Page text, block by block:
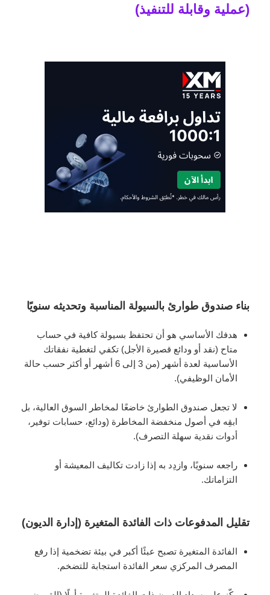
(عملية وقابلة للتنفيذ)
بناء صندوق طوارئ بالسيولة المناسبة وتحديثه سنويًا
هدفك الأساسي هو أن تحتفظ بسيولة كافية في حساب
متاح (نقد أو ودائع قصيرة الأجل) تكفي لتغطية نفقاتك
الأساسية لعدة أشهر (من 3 إلى 6 أشهر أو أكثر حسب حالة
الأمان الوظيفي).
لا تجعل صندوق الطوارئ خاضعًا لمخاطر السوق العالية، بل
ابقِه في أصول منخفضة المخاطرة (ودائع، حسابات توفير،
أدوات نقدية سهلة التصرف).
راجعه سنويًا، وازدِد به إذا زادت تكاليف المعيشة أو
التزاماتك.
تقليل المدفوعات ذات الفائدة المتغيرة (إدارة الديون)
الفائدة المتغيرة تصبح عبئًا أكبر في بيئة تضخمية إذا رفع
المصرف المركزي سعر الفائدة استجابة للتضخم.